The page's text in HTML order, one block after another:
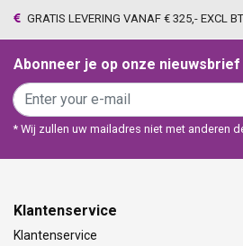
GRATIS LEVERING VANAF € 325,- EXCL
Abonneer je op onze nieuwsbrief
* Wij zullen uw mailadres niet met anderen
Klantenservice
Klantenservice